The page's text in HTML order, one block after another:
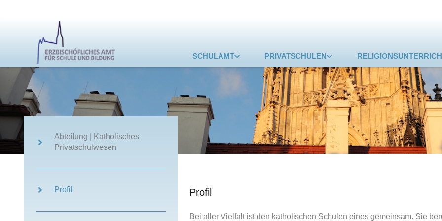
SCHULAMT PRIVATSCHULEN
Abteilung | Katholisches
Privatschulwesen
Profil Profil
Bei aller Vielfalt ist den katholischen Schulen eines gemeinsam. Sie